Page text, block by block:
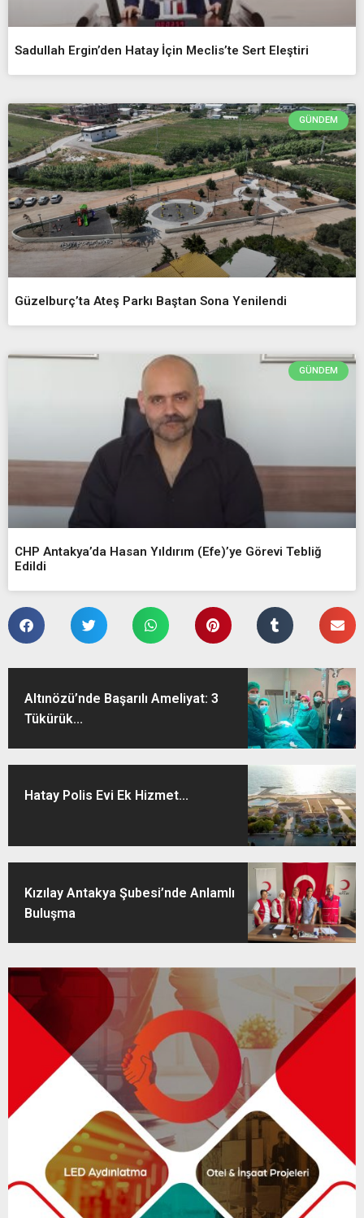
Sadullah Ergin’den Hatay İçin Meclis’te Sert Eleştiri
GÜNDEM
Güzelburç’ta Ateş Parkı Baştan Sona Yenilendi
GÜNDEM
CHP Antakya’da Hasan Yıldırım (Efe)’ye Görevi Tebliğ
Edildi
Altınözü’nde Başarılı Ameliyat: 3
Tükürük...
Hatay Polis Evi Ek Hizmet...
Kızılay Antakya Şubesi’nde Anlamlı
Buluşma